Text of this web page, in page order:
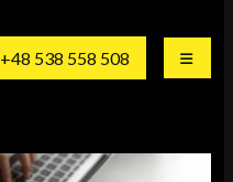
+48 538 558 508